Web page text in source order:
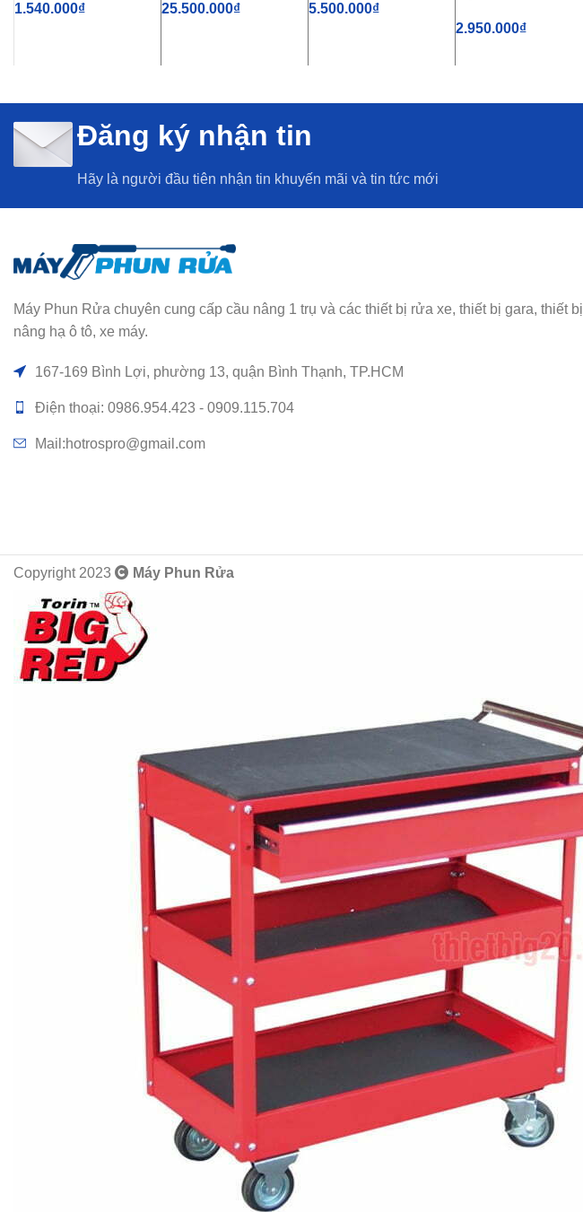
1.540.000₫ 25.500.000₫ 5.500.000₫
2.950.000₫
Đăng ký nhận tin
Hãy là người đầu tiên nhận tin khuyến mãi và tin tức mới
Máy Phun Rửa chuyên cung cấp cầu nâng 1 trụ và các thiết bị rửa xe, thiết bị gara, thiết bị
nâng hạ ô tô, xe máy.
167-169 Bình Lợi, phường 13, quận Bình Thạnh, TP.HCM
Điện thoại: 0986.954.423 - 0909.115.704
Mail:hotrospro@gmail.com
Copyright 2023 Máy Phun Rửa